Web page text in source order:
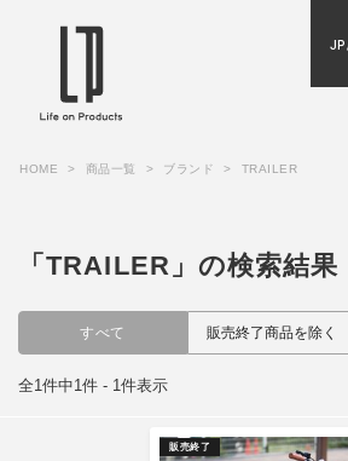
JP
HOME 商品一覧 ブランド TRAILER
「TRAILER」の検索結果
すべて 販売終了商品を除く
全1件中1件 - 1件表示
販売終了